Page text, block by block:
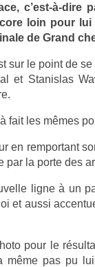
c’est-à-dire
loin pour
de Grand
sur le point de
et Stanis­las
fait les mêmes
en re­mpor­tant
par la porte des
ligne à un
et aussi
pour le
même pas pu